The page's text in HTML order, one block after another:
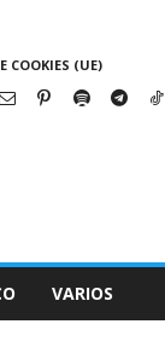
COOKIES (UE)
VARIOS